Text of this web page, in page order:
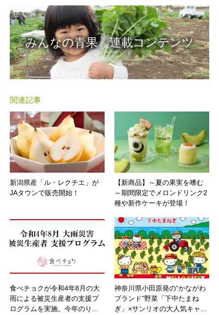
みんなの青果 連載コンテンツ
関連記事
新潟県産「ル・レクチエ」が
JAタウンで販売開始！
【新商品】～夏の果実を嗜む
～期間限定でメロンドリンク2
種や新作ケーキが登場！
食べチョクが令和4年8月の大
雨による被災生産者の支援プ
ログラムを実施。今年のり…
神奈川県小田原発の“かながわ
ブランド”野菜「下中たまね
ぎ」×サンリオの大人気キャ…